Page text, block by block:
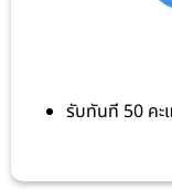
รับทันที 50 คะ